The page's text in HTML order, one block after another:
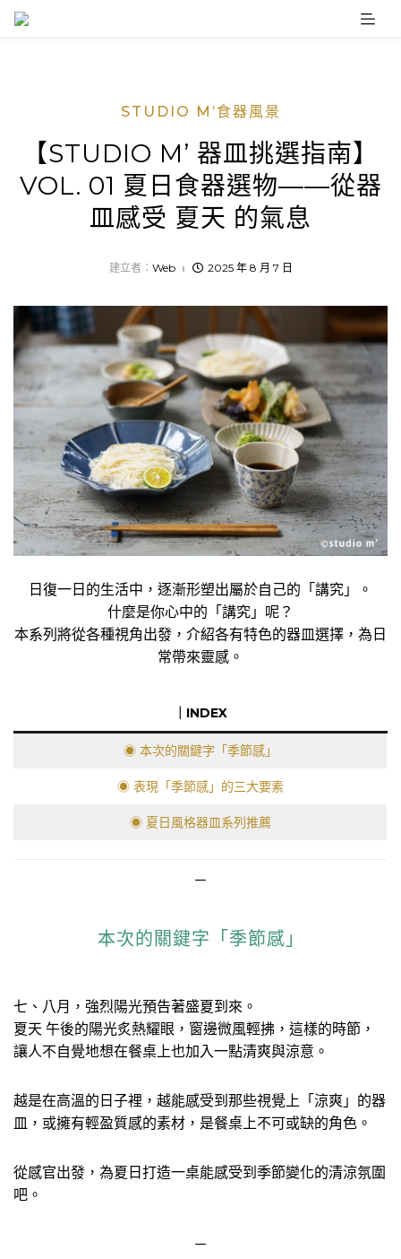
Skip
STUDIO M’食器風景
【STUDIO M’ 器皿挑選指南】
VOL. 01 夏日食器選物——從器
皿感受 夏天 的氣息
建立者： Web 2025 年 8 月 7 日
日復一日的生活中，逐漸形塑出屬於自己的「講究」。
什麼是你心中的「講究」呢？
本系列將從各種視角出發，介紹各有特色的器皿選擇，為日
常帶來靈感。
｜INDEX
◉ 本次的關鍵字「季節感」
◉ 表現「季節感」的三大要素
◉ 夏日風格器皿系列推薦
－
本次的關鍵字「季節感」
七、八月，強烈陽光預告著盛夏到來。
夏天 午後的陽光炙熱耀眼，窗邊微風輕拂，這樣的時節，
讓人不自覺地想在餐桌上也加入一點清爽與涼意。
越是在高溫的日子裡，越能感受到那些視覺上「涼爽」的器
皿，或擁有輕盈質感的素材，是餐桌上不可或缺的角色。
從感官出發，為夏日打造一桌能感受到季節變化的清涼氛圍
吧。
－